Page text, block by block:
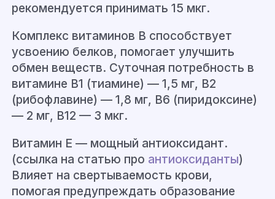
рекомендуется принимать 15 мкг.
Комплекс витаминов В способствует
усвоению белков, помогает улучшить
обмен веществ. Суточная потребность в
витамине В1 (тиамине) — 1,5 мг, В2
(рибофлавине) — 1,8 мг, В6 (пиридоксине)
— 2 мг, В12 — 3 мкг.
Витамин Е — мощный антиоксидант.
(ссылка на статью про антиоксиданты)
Влияет на свертываемость крови,
помогая предупреждать образование